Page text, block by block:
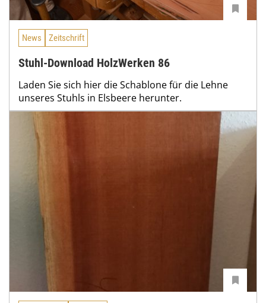
News Zeitschrift
Stuhl-Download HolzWerken 86
Laden Sie sich hier die Schablone für die Lehne
unseres Stuhls in Elsbeere herunter.